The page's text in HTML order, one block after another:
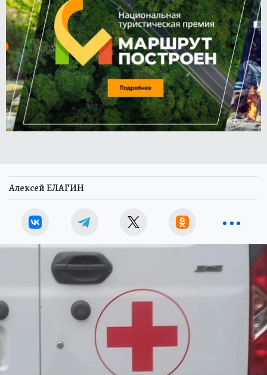
Алексей ЕЛАГИН